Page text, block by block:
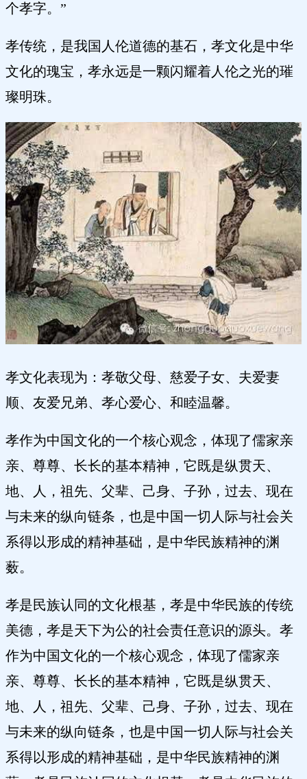
个孝字。”
孝传统，是我国人伦道德的基石，孝文化是中华
文化的瑰宝，孝永远是一颗闪耀着人伦之光的璀
璨明珠。
孝文化表现为：孝敬父母、慈爱子女、夫爱妻
顺、友爱兄弟、孝心爱心、和睦温馨。
孝作为中国文化的一个核心观念，体现了儒家亲
亲、尊尊、长长的基本精神，它既是纵贯天、
地、人，祖先、父辈、己身、子孙，过去、现在
与未来的纵向链条，也是中国一切人际与社会关
系得以形成的精神基础，是中华民族精神的渊
薮。
孝是民族认同的文化根基，孝是中华民族的传统
美德，孝是天下为公的社会责任意识的源头。孝
作为中国文化的一个核心观念，体现了儒家亲
亲、尊尊、长长的基本精神，它既是纵贯天、
地、人，祖先、父辈、己身、子孙，过去、现在
与未来的纵向链条，也是中国一切人际与社会关
系得以形成的精神基础，是中华民族精神的渊